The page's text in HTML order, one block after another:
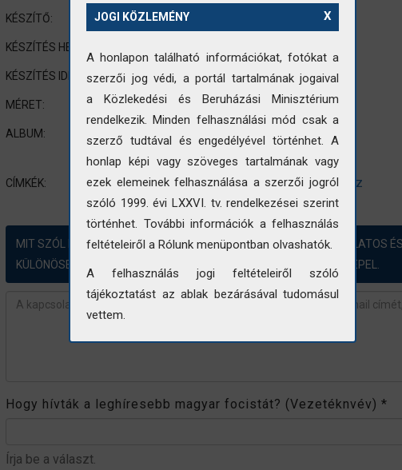
KÉSZÍTŐ: nincs adat
KÉSZÍTÉS HELYE:
KÉSZÍTÉS IDEJE: nincs adat
MÉRET: nem standard méretre vágott fotó
ALBUM:
Épületkép
Változó településkép
CÍMKÉK: KELETTERV épület kép utcakép lakóház
MIT SZÓL HOZZÁ?! ÖRÖMMEL FOGADJUK A FOTÓINKKAL KAPCSOLATOS
KÜLÖNÖSEN AZOKBAN AZ ESETEKBEN, AHOL „NINCS ADAT” SZEREPEL.
Hogy hívták a leghíresebb magyar focistát? (Vezetéknvév)*
Írja be a választ.
X
JOGI KÖZLEMÉNY
A honlapon található információkat, fotókat a
szerzői jog védi, a portál tartalmának jogaival
a Közlekedési és Beruházási Minisztérium
rendelkezik. Minden felhasználási mód csak a
szerző tudtával és engedélyével történhet. A
honlap képi vagy szöveges tartalmának vagy
ezek elemeinek felhasználása a szerzői jogról
szóló 1999. évi LXXVI. tv. rendelkezései szerint
történhet. További információk a felhasználás
feltételeiről a Rólunk menüpontban olvashatók.
A felhasználás jogi feltételeiről szóló
tájékoztatást az ablak bezárásával tudomásul
vettem.